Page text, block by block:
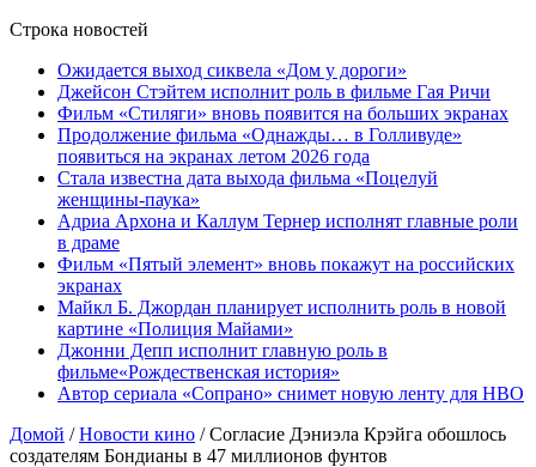
Строка новостей
Ожидается выход сиквела «Дом у дороги»
Джейсон Стэйтем исполнит роль в фильме Гая Ричи
Фильм «Стиляги» вновь появится на больших экранах
Продолжение фильма «Однажды… в Голливуде»
появиться на экранах летом 2026 года
Стала известна дата выхода фильма «Поцелуй
женщины-паука»
Адриа Архона и Каллум Тернер исполнят главные роли
в драме
Фильм «Пятый элемент» вновь покажут на российских
экранах
Майкл Б. Джордан планирует исполнить роль в новой
картине «Полиция Майами»
Джонни Депп исполнит главную роль в
фильме«Рождественская история»
Автор сериала «Сопрано» снимет новую ленту для HBO
Домой / Новости кино / Согласие Дэниэла Крэйга обошлось
создателям Бондианы в 47 миллионов фунтов